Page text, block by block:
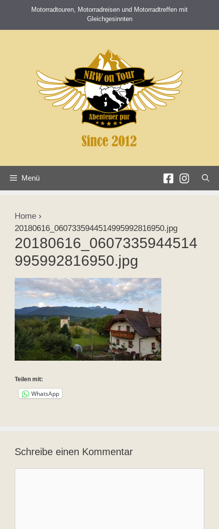
springen
Motorradtouren, Motorradreisen und Motorradtreffen mit
Gleichgesinnten
Menü
Home ›
20180616_0607335944514995992816950.jpg
20180616_0607335944514
995992816950.jpg
Teilen mit:
WhatsApp
Schreibe einen Kommentar